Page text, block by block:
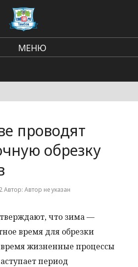
МЕНЮ
события
проводят
обрезку
Автор: Автор не указан
что зима —
время для обрезки
время жизненные процессы
период